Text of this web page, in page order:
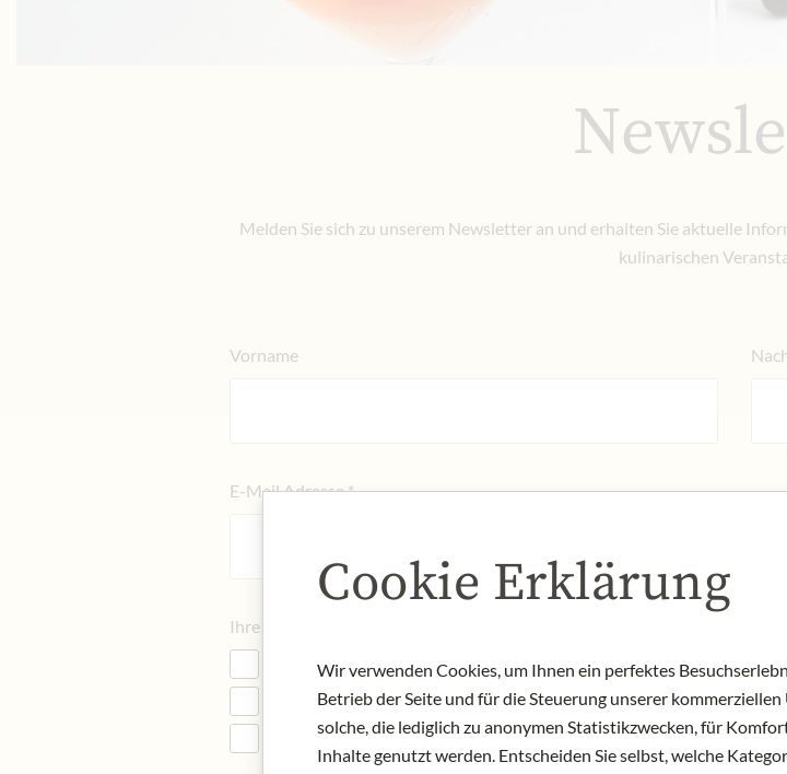
Melden Sie sich zu unserem Newsletter an und erhalten Sie aktuelle
kulinarischen
Vorname
E-Mail Adresse*
Ihre Interessen
Meinls Produktwelt
Exklusive Angebote
Veranstaltungen
Cookie Erklärung
Wir verwenden Cookies, um Ihnen ein perfektes
Betrieb der Seite und für die Steuerung unserer
solche, die lediglich zu anonymen Statistikzwecken, für
Inhalte genutzt werden. Entscheiden Sie selbst, welche